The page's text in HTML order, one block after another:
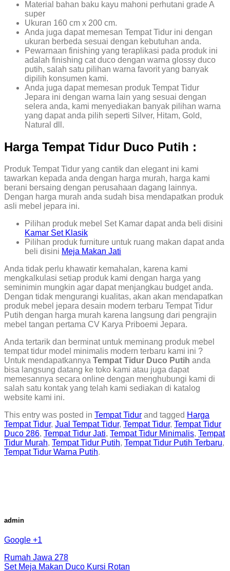
Material bahan baku kayu mahoni perhutani grade A
super
Ukuran 160 cm x 200 cm.
Anda juga dapat memesan Tempat Tidur ini dengan
ukuran berbeda sesuai dengan kebutuhan anda.
Pewarnaan finishing yang teraplikasi pada produk ini
adalah finishing cat duco dengan warna glossy duco
putih, salah satu pilihan warna favorit yang banyak
dipilih konsumen kami.
Anda juga dapat memesan produk Tempat Tidur
Jepara ini dengan warna lain yang sesuai dengan
selera anda, kami menyediakan banyak pilihan warna
yang dapat anda pilih seperti Silver, Hitam, Gold,
Natural dll.
Harga Tempat Tidur Duco Putih :
Produk Tempat Tidur yang cantik dan elegant ini kami
tawarkan kepada anda dengan harga murah, harga kami
berani bersaing dengan perusahaan dagang lainnya.
Dengan harga murah anda sudah bisa mendapatkan produk
asli mebel jepara ini.
Pilihan produk mebel Set Kamar dapat anda beli disini
Kamar Set Klasik
Pilihan produk furniture untuk ruang makan dapat anda
beli disini Meja Makan Jati
Anda tidak perlu khawatir kemahalan, karena kami
mengkalkulasi setiap produk kami dengan harga yang
seminimin mungkin agar dapat menjangkau budget anda.
Dengan tidak mengurangi kualitas, akan akan mendapatkan
produk mebel jepara desain modern terbaru Tempat Tidur
Putih dengan harga murah karena langsung dari pengrajin
mebel tangan pertama CV Karya Priboemi Jepara.
Anda tertarik dan berminat untuk meminang produk mebel
tempat tidur model minimalis modern terbaru kami ini ?
Untuk mendapatkannya Tempat Tidur Duco Putih anda
bisa langsung datang ke toko kami atau juga dapat
memesannya secara online dengan menghubungi kami di
salah satu kontak yang telah kami sediakan di katalog
website kami ini.
This entry was posted in Tempat Tidur and tagged Harga
Tempat Tidur, Jual Tempat Tidur, Tempat Tidur, Tempat Tidur
Duco 286, Tempat Tidur Jati, Tempat Tidur Minimalis, Tempat
Tidur Murah, Tempat Tidur Putih, Tempat Tidur Putih Terbaru,
Tempat Tidur Warna Putih.
admin
Google +1
Rumah Jawa 278
Set Meja Makan Duco Kursi Rotan